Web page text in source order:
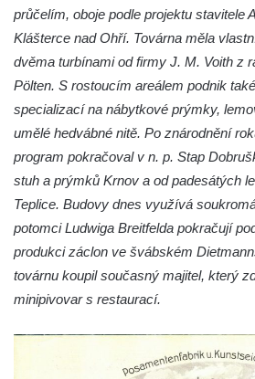
Budova spořitelny čp. 1127/1 a 1127/
Rumburku
Pobočka Německé zemědělské a
průmyslové banky čp. 852/30 v
Budova čp. 1066/3 (Základní škola
v Rumburku
Dům čp. 100/5 na Lužickém náměstí v
Rumburku
Dům čp. 105/10 na Lužickém náměstí v
Rumburku
Rumburku
Dům čp. 101/6 na Lužickém náměstí v
průčelím, oboje podle projektu stavitele
Klášterce nad Ohří. Továrna měla
dvěma turbínami od firmy J. M. Voith z
Pölten. S rostoucím areálem podnik
specializací na nábytkové prýmky,
umělé hedvábné nitě. Po znárodnění
program pokračoval v n. p. Stap
stuh a prýmků Krnov a od padesátých
Teplice. Budovy dnes využívá
potomci Ludwiga Breitfelda pokračují
produkci záclon ve švábském
továrnu koupil současný majitel, který
minipivovar s restaurací.